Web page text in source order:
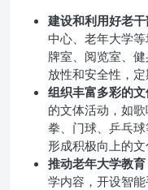
建设和利用好老干
中心、老年大学
牌室、阅览室、
放性和安全性，定
组织丰富多彩的文
的文体活动，如
拳、门球、乒乓
形成积极向上的文
推动老年大学教育
学内容，开设智